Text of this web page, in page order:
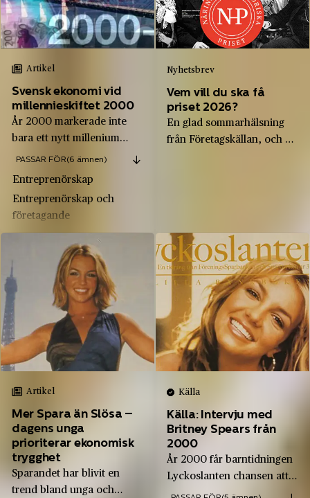
Artikel
Svensk ekonomi vid
millennieskiftet 2000
År 2000 markerade inte
bara ett nytt millenium
utan var även en
Sverige hade återhämtat sig
från 1990-talskrisen och
framtidsoptimism och
entreprenörskapsanda låg i
tiden. Internet hade slagit
igenom och den så kallade
IT-bubblan...
PASSAR FÖR(6 ämnen)
Entreprenörskap
Entreprenörskap och
företagande
FöretagsekonomiHandel
Samhällskunskap
Nyhetsbrev
Vem vill du ska få
priset 2026?
En glad sommarhälsning
från Företagskällan, och ett
Artikel
Mer Spara än Slösa –
dagens unga
prioriterar ekonomisk
trygghet
Sparandet har blivit en
trend bland unga och
Källa
Källa: Intervju med
Britney Spears från
2000
År 2000 får barntidningen
Lyckoslanten chansen att
intervjua Britney Spears, 18